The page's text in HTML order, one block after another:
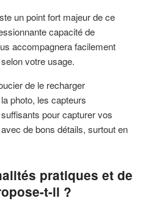
un point fort majeur de ce
capacité de
accompagnera facilement
votre usage.
de le recharger
photo, les capteurs
pour capturer vos
de bons détails, surtout en
pratiques et de
t-il ?